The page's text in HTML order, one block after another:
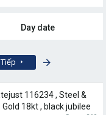
Day date
Tiếp
116234 , Steel &
Gold 18kt , black jubilee